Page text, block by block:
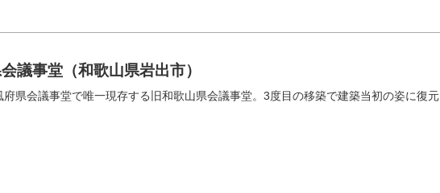
会議事堂（和歌山県岩出市）
府県会議事堂で唯一現存する旧和歌山県会議事堂。3度目の移築で建築当初の姿に復